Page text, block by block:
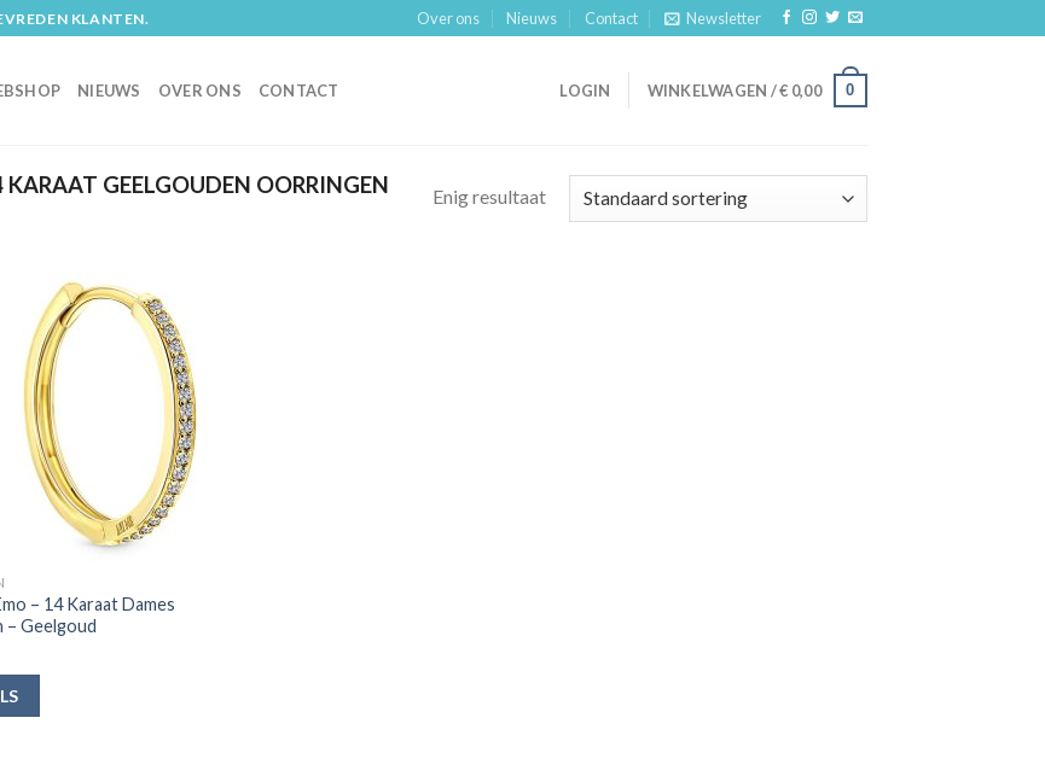
KLANTEN. Over ons Nieuws Contact Newsletter
NIEUWS OVER ONS CONTACT LOGIN WINKELWAGEN /€ 0,00 0
GEELGOUDEN OORRINGEN
Enig resultaat
– 14 Karaat Dames
Geelgoud